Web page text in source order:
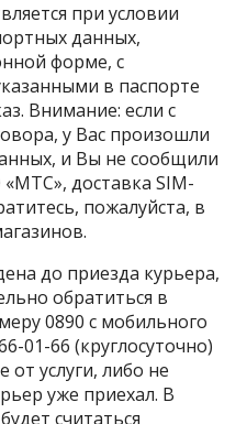
при условии
данных,
форме, с
в паспорте
Внимание: если с
у Вас произошли
и Вы не сообщили
доставка SIM-
пожалуйста, в
до приезда курьера,
обратиться в
0890 с мобильного
01-66 (круглосуточно)
от услуги, либо не
уже приехал. В
считаться